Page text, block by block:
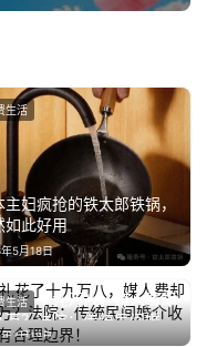
主妇疯抢的铁太郎铁锅，
如此好用
5月18日
生活
花了十九万八，媒人费却
万？法院：传统民间婚介
应有合理边界！
7月18日
生活